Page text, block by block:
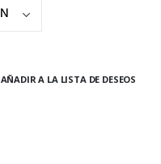
AÑADIR A LA LISTA DE DESEOS